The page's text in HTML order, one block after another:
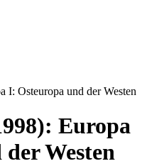
I: Osteuropa und der Westen
Europa
Westen